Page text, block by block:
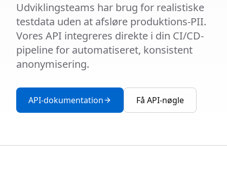
Udviklingsteams har brug for realistiske
testdata uden at afsløre produktions-PII.
Vores API integreres direkte i din CI/CD-
pipeline for automatiseret, konsistent
anonymisering.
API-dokumentation Få API-nøgle